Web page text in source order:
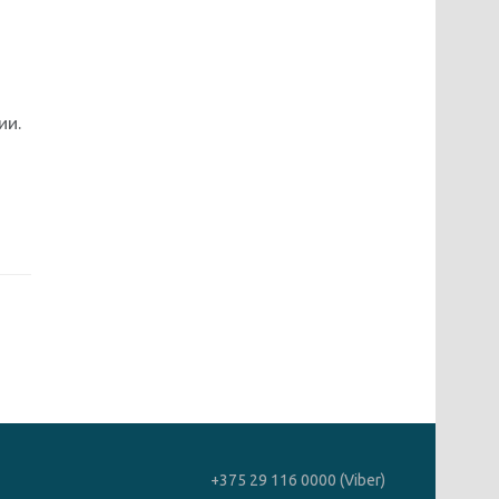
+375 29 116 0000 (Viber)